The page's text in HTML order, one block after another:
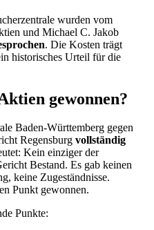
wurden vom
und Michael C. Jakob
. Die Kosten trägt
historisches Urteil für die
gewonnen?
Baden-Württemberg gegen
Regensburg vollständig
Kein einziger der
Bestand. Es gab keinen
keine Zugeständnisse.
Punkt gewonnen.
Punkte: